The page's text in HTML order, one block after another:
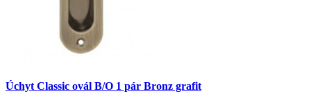
Úchyt Classic ovál B/O 1 pár Bronz grafit